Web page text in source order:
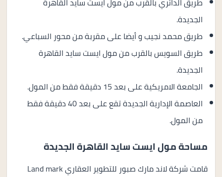
الجديدة.
طريق محمد نجيب و أيضا على مقربة من محور السباعي.
طريق السويس بالقرب من مول ايست سايد القاهرة
الجديدة.
الجامعة الامريكية على بعد 15 دقيقة فقط من المول.
العاصمة الإدارية الجديدة تقع على بعد 40 دقيقة فقط
من المول.
مساحة مول ايست سايد القاهرة الجديدة
قامت شركة لاند مارك صبور للتطوير العقاري Land mark